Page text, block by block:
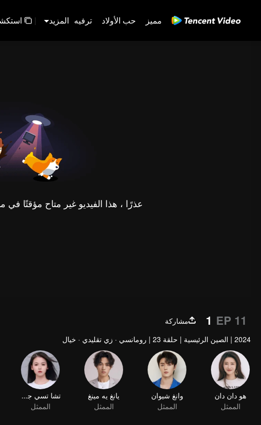
مميز حب الأولاد ترفيه المزيد |
عذرًا ، هذا الفيديو غير متاح مؤقتًا
1 EP 11
مشاركة
2024
| الصين الرئيسية | حلقة 23 | رومانسي · زي تقليدي · خيال
هو دان دان
الممثل
وانغ شيوان
الممثل
يانغ يه مينغ
الممثل
تشا تسي جون
الممثل